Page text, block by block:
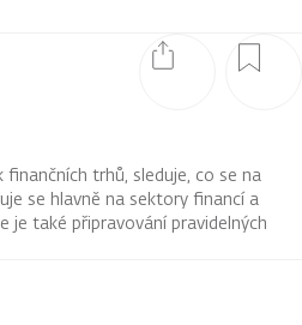
finančních trhů, sleduje, co se na
se hlavně na sektory financí a
je také připravování pravidelných